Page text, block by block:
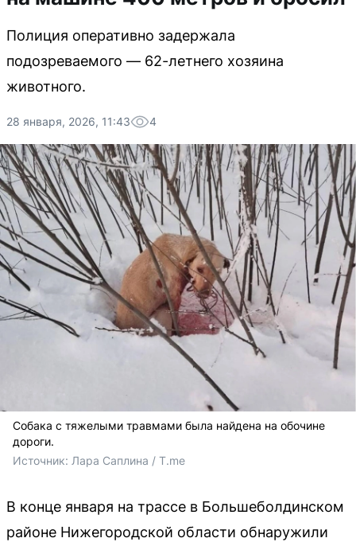
Полиция оперативно задержала
подозреваемого — 62-летнего хозяина
животного.
28 января, 2026, 11:43 4
Собака с тяжелыми травмами была найдена на обочине
дороги.
Источник: Лара Саплина / T.me
В конце января на трассе в Большеболдинском
районе Нижегородской области обнаружили